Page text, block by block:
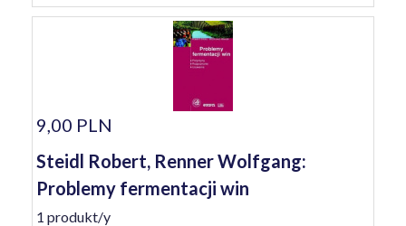
9,00 PLN
Steidl Robert, Renner Wolfgang:
Problemy fermentacji win
1 produkt/y